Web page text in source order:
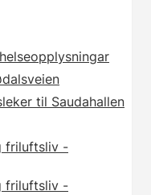
til Saudahallen
friluftsliv -
friluftsliv -